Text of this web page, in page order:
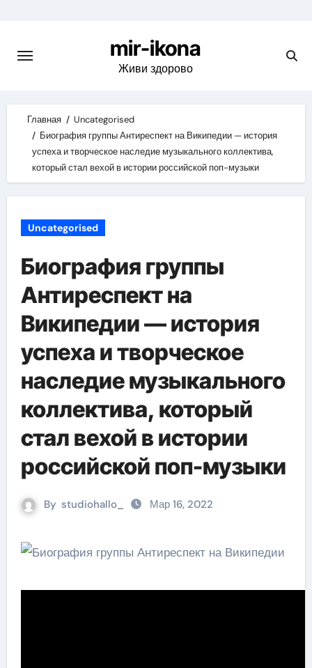
content
mir-ikona
Живи здорово
Главная
Uncategorised
Биография группы Антиреспект на Википедии — история
успеха и творческое наследие музыкального коллектива,
который стал вехой в истории российской поп-музыки
Uncategorised
Биография группы
Антиреспект на
Википедии — история
успеха и творческое
наследие музыкального
коллектива, который
стал вехой в истории
российской поп-музыки
By studiohallo_ Мар 16, 2022